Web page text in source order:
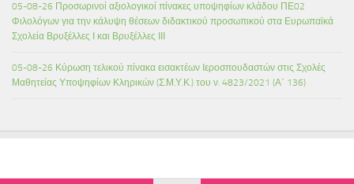
05-08-26 Προσωρινοί αξιολογικοί πίνακες υποψηφίων κλάδου ΠΕ02
Φιλολόγων για την κάλυψη θέσεων διδακτικού προσωπικού στα Ευρωπαϊκά
Σχολεία Βρυξέλλες Ι και Βρυξέλλες ΙΙΙ
05-08-26 Κύρωση τελικού πίνακα εισακτέων Ιεροσπουδαστών στις Σχολές
Μαθητείας Υποψηφίων Κληρικών (Σ.Μ.Υ.Κ.) του ν. 4823/2021 (Α΄ 136)